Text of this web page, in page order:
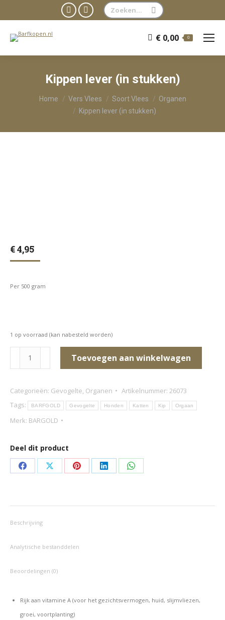
Facebook
in
window
WhatsApp
in
window
Zoeken:
€ 0,00 0
Kippen lever (in stukken)
Je bent hier:
Home Vers Vlees Soort Vlees
Organen
Kippen lever (in stukken)
€4,95
Per 500 gram
1 op voorraad (kan nabesteld worden)
lever
stukken)
aantal
Toevoegen aan winkelwagen
Categorieën: Gevogelte, Organen Artikelnummer: 26073
Tags:
BARFGOLD Gevogelte Honden Katten Kip Orgaan
Merk: BARGOLD
Deel dit product
Deel
Facebook
Deel
X
Deel
Pinterest
Deel
LinkedIn
Deel
WhatsApp
Beschrijving
Analytische bestanddelen
Beoordelingen (0)
Rijk aan vitamine A (voor het gezichtsvermogen, huid, slijmvliezen,
groei, voortplanting)